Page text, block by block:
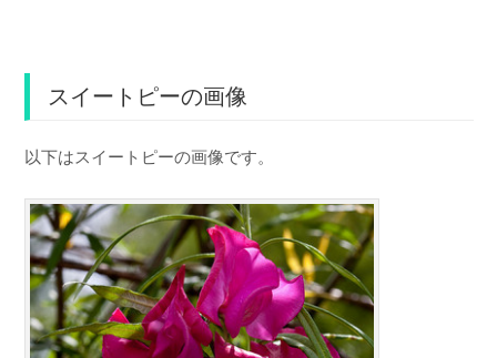
スイートピーの画像
以下はスイートピーの画像です。